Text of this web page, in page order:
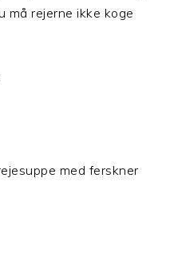
må rejerne ikke koge
med ferskner